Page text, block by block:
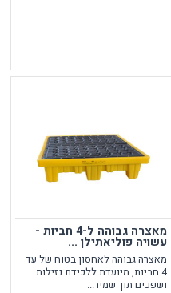
מאצרה גבוהה ל-4 חביות -
עשויה פוליאתילן ...
מאצרה גבוהה לאחסון בטוח של עד
4 חביות, מיועדת ללכידת נזילות
ושפכים תוך שמיר...